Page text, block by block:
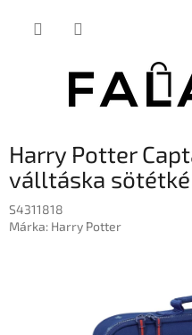
Harry Potter
válltáska
S4311818
Márka: Harry Potter